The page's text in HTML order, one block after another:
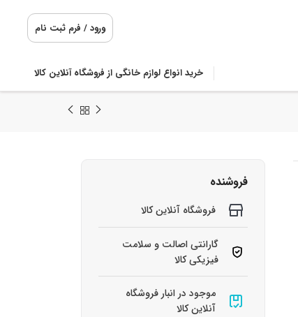
ورود / فرم ثبت نام
خرید انواع لوازم خانگی از فروشگاه آنلاین کالا
فروشنده
فروشگاه آنلاین کالا
گارانتی اصالت و سلامت
فیزیکی کالا
موجود در انبار فروشگاه
آنلاین کالا